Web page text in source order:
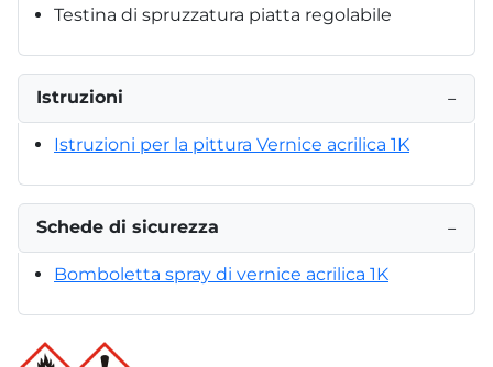
Testina di spruzzatura piatta regolabile
Istruzioni −
Istruzioni per la pittura Vernice acrilica 1K
Schede di sicurezza −
Bomboletta spray di vernice acrilica 1K